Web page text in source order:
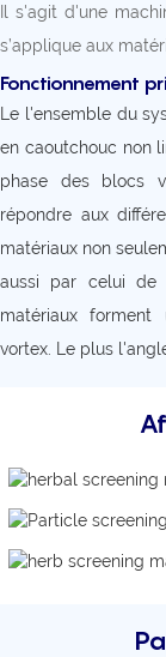
Il s'agit d'une
s’applique aux
Fonctionnement
Le l'ensemble du
en caoutchouc non
phase des blocs
répondre aux
matériaux non
aussi par celui de
matériaux
vortex. Le plus